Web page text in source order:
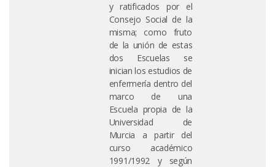
y ratificados por el
Consejo Social de la
misma; como fruto
de la unión de estas
dos Escuelas se
inician los estudios de
enfermería dentro del
marco de una
Escuela propia de la
Universidad de
Murcia a partir del
curso académico
1991/1992 y según